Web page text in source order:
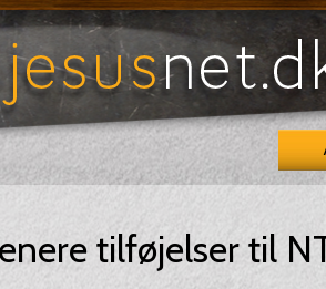
tilføjelser til